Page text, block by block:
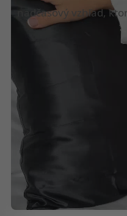
nadčasový vzhľad,